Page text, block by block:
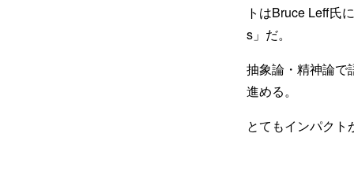
トはBruce Leff氏
s」だ。
抽象論・精神論で
進める。
とてもインパク